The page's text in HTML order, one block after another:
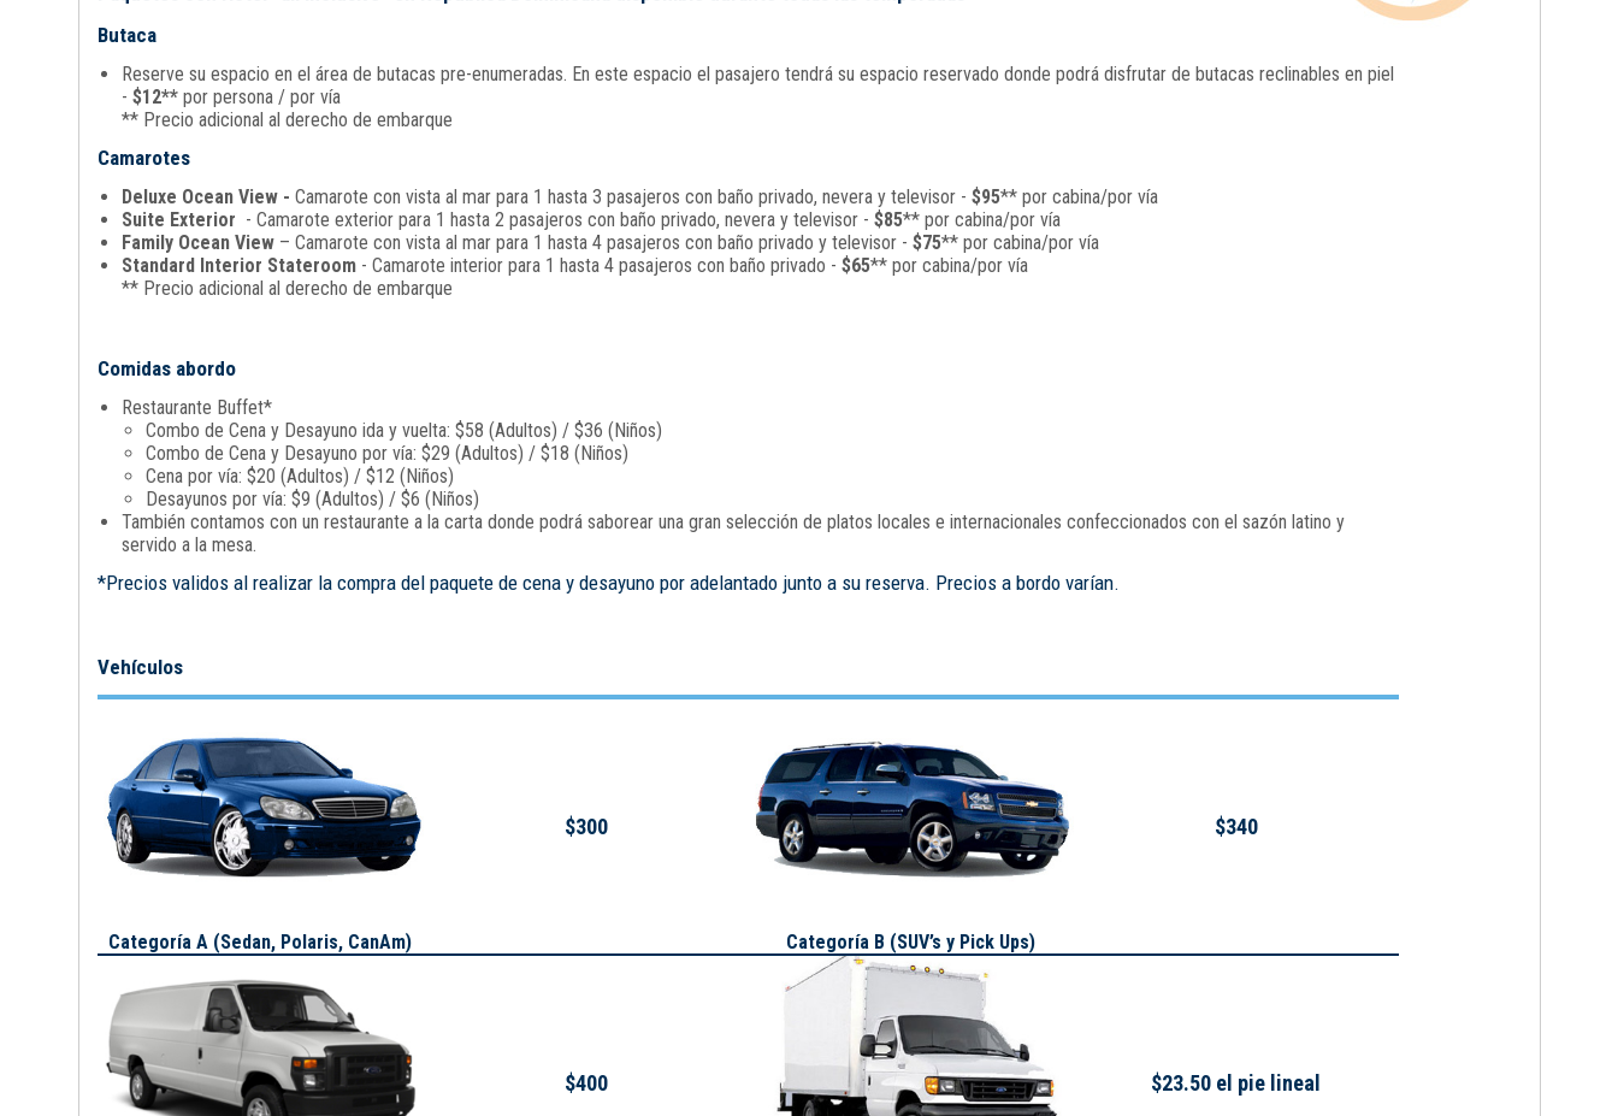
Butaca
Reserve su espacio en el área de butacas pre-enumeradas. En este espacio el pasajero tendrá su espacio reservado donde podrá disfrutar de butacas reclinables en piel
- $12**por persona / por vía
** Precio adicional al derecho de embarque
Camarotes
Deluxe Ocean View - Camarote con vista al mar para 1 hasta 3 pasajeros con baño privado, nevera y televisor - $95** por cabina/por vía
Suite Exterior - Camarote exterior para 1 hasta 2 pasajeros con baño privado, nevera y televisor - $85** por cabina/por vía
Family Ocean View– Camarote con vista al mar para 1 hasta 4 pasajeros con baño privado y televisor - $75** por cabina/por vía
Standard Interior Stateroom- Camarote interior para 1 hasta 4 pasajeros con baño privado - $65** por cabina/por vía
** Precio adicional al derecho de embarque
Comidas abordo
Restaurante Buffet*
Combo de Cena y Desayuno ida y vuelta: $58 (Adultos) / $36 (Niños)
Combo de Cena y Desayuno por vía: $29 (Adultos) / $18 (Niños)
Cena por vía: $20 (Adultos) / $12 (Niños)
Desayunos por vía: $9 (Adultos) / $6 (Niños)
También contamos con un restaurante a la carta donde podrá saborear una gran selección de platos locales e internacionales confeccionados con el sazón latino y
servido a la mesa.
*Precios validos al realizar la compra del paquete de cena y desayuno por adelantado junto a su reserva. Precios a bordo varían.
Vehículos
Categoría A (Sedan, Polaris, CanAm)
$300
Categoría B (SUV’s y Pick Ups)
$340
$400 $23.50 el pie lineal